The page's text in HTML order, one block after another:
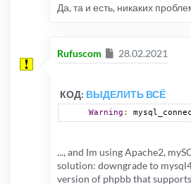
Да, та и есть, никаких
Rufuscom Сообщение
28.02.2021
КОД: ВЫДЕЛИТЬ ВСЁ
Warning :
..., and Im using Apache2,
solution: downgrade to
version of phpbb that